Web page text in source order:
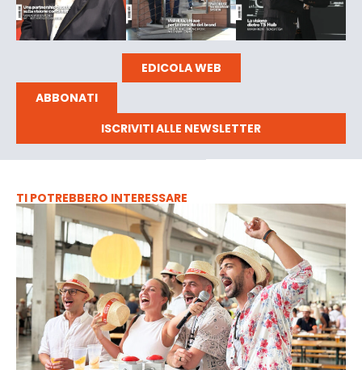
EDICOLA WEB
ABBONATI
ISCRIVITI ALLE NEWSLETTER
TI POTREBBERO INTERESSARE